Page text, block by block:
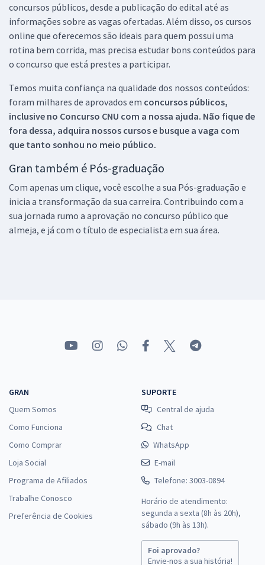
concursos públicos, desde a publicação do edital até as
informações sobre as vagas ofertadas. Além disso, os cursos
online que oferecemos são ideais para quem possui uma
rotina bem corrida, mas precisa estudar bons conteúdos para
o concurso que está prestes a participar.
Temos muita confiança na qualidade dos nossos conteúdos:
foram milhares de aprovados em concursos públicos,
inclusive no Concurso CNU com a nossa ajuda. Não fique de
fora dessa, adquira nossos cursos e busque a vaga com
que tanto sonhou no meio público.
Gran também é Pós-graduação
Com apenas um clique, você escolhe a sua Pós-graduação e
inicia a transformação da sua carreira. Contribuindo com a
sua jornada rumo a aprovação no concurso público que
almeja, e já com o título de especialista em sua área.
GRAN
Quem Somos
Como Funciona
Como Comprar
Loja Social
Programa de Afiliados
Trabalhe Conosco
Preferência de Cookies
SUPORTE
Central de ajuda
Chat
WhatsApp
E-mail
Telefone: 3003-0894
Horário de atendimento:
segunda a sexta (8h às 20h),
sábado (9h às 13h).
Foi aprovado?
Envie-nos a sua história!